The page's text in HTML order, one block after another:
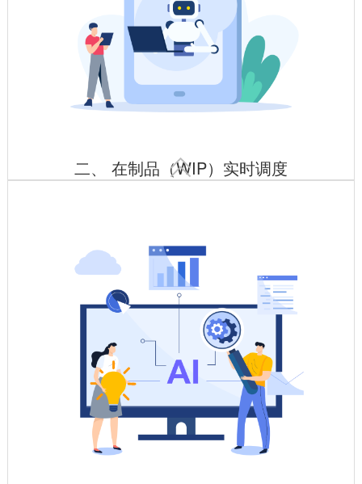
原材料库部署RFID标签，自动记录规格、批次、库存位置，与
MES系统联动实现自动匹配领用
二、 在制品（WIP）实时调度

按工序路线自动转运，状态实时更新
电子看板可视化展示在制品位置、加工进度，异常停滞自动报